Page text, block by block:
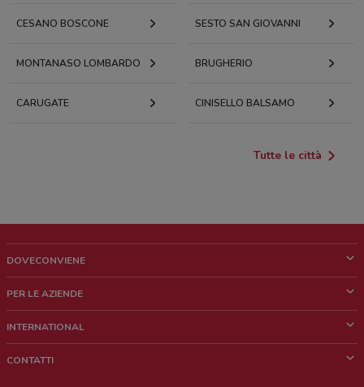
CESANO BOSCONE SESTO SAN GIOVANNI
MONTANASO LOMBARDO BRUGHERIO
CARUGATE CINISELLO BALSAMO
Tutte le città
DOVECONVIENE
Chi siamo
Lavora con noi
PER LE AZIENDE
Richieste commerciali e marketing
INTERNATIONAL
CONTATTI